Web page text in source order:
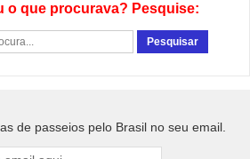
o que procurava? Pesquise:
de passeios pelo Brasil no seu email.